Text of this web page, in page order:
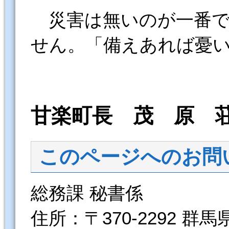
災害は無いのが一番
せん。「備えあれば憂
甘楽町長 茂 原
このページへのお問
総務課 秘書係
住所：〒370-2292 群馬